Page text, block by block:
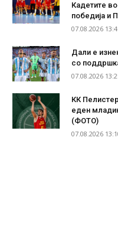
Кадетите
победија и
07.08.2026
Дали е
со
07.08.2026
КК
еден
(ФОТО)
07.08.2026